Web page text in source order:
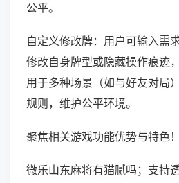
公平。
自定义修改牌：用户可输入需
修改自身牌型或隐藏操作痕迹
用于多种场景（如与好友对局
规则，维护公平环境。
聚焦相关游戏功能优势与特色！
微乐山东麻将有猫腻吗；支持